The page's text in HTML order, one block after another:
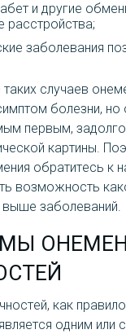
и другие
расстройства;
заболевания
случаев
болезни,
первым,
картины.
обратитесь к
возможность
выше заболеваний.
как
одним или